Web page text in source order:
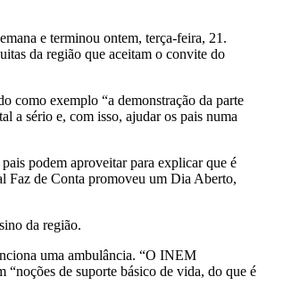
e terminou ontem, terça-feira, 21.
da região que aceitam o convite do
como exemplo “a demonstração da parte
a sério e, com isso, ajudar os pais numa
podem aproveitar para explicar que é
Faz de Conta promoveu um Dia Aberto,
da região.
uma ambulância. “O INEM
“noções de suporte básico de vida, do que é